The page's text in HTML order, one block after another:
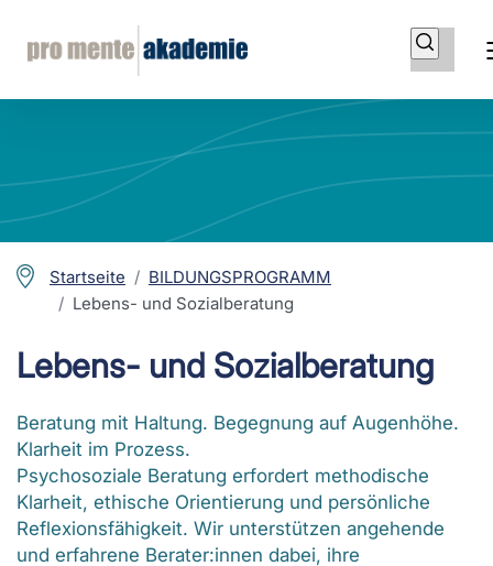
Startseite
BILDUNGSPROGRAMM
Lebens- und Sozialberatung
Lebens- und Sozialberatung
Beratung mit Haltung. Begegnung auf Augenhöhe.
Klarheit im Prozess.
Psychosoziale Beratung erfordert methodische
Klarheit, ethische Orientierung und persönliche
Reflexionsfähigkeit. Wir unterstützen angehende
und erfahrene Berater:innen dabei, ihre